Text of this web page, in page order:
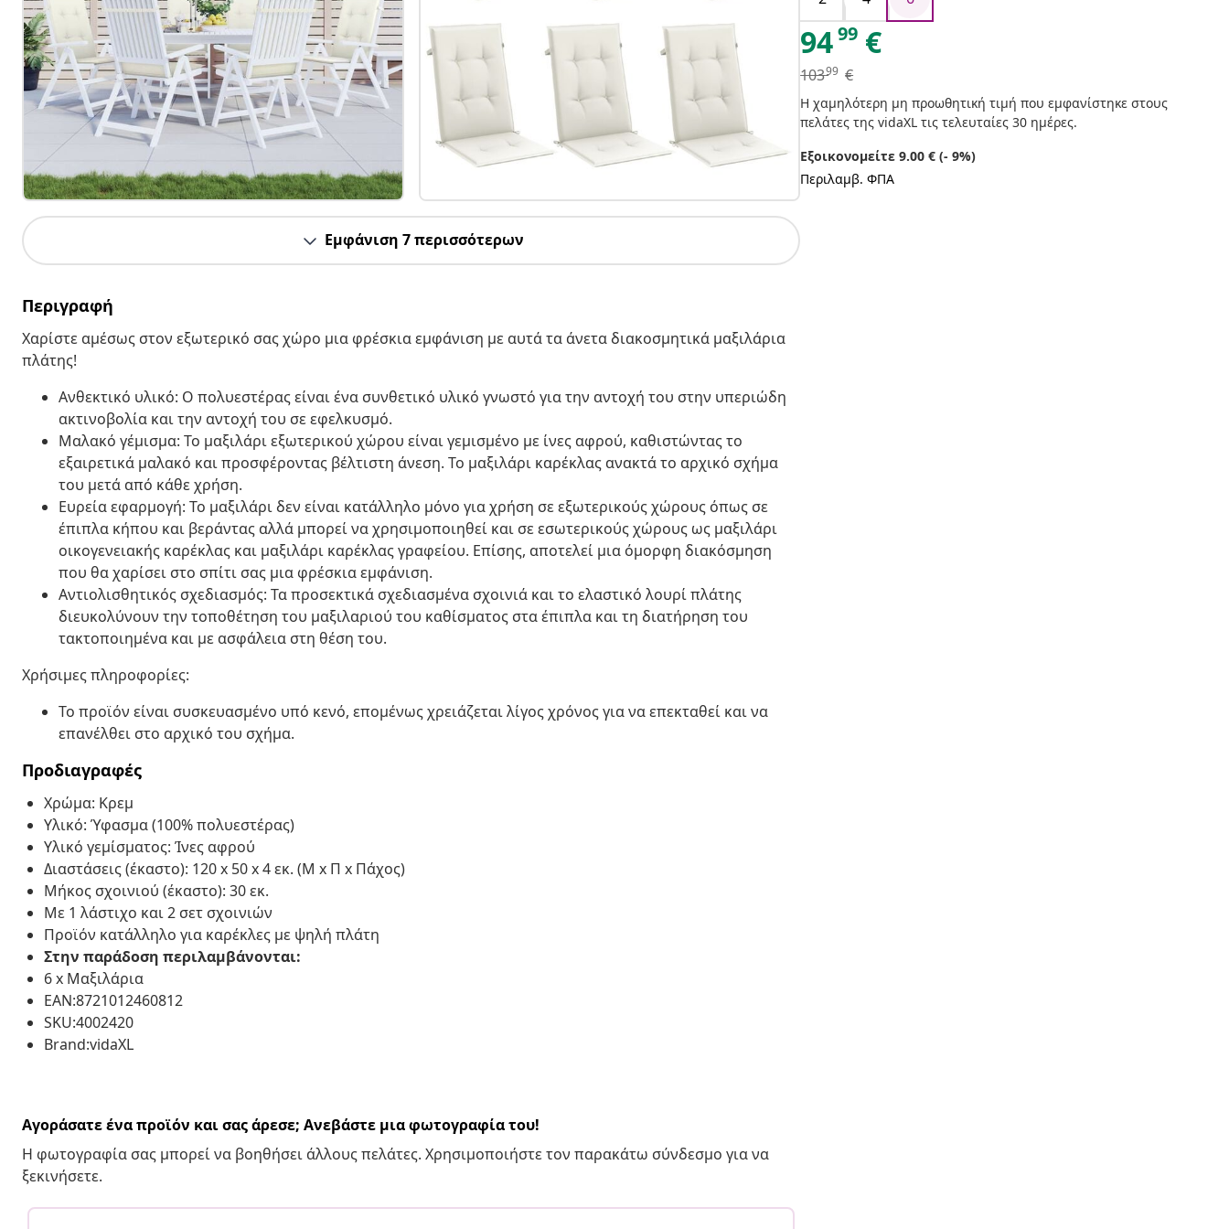
Εμφάνιση 7 περισσότερων
Περιγραφή
Χαρίστε αμέσως στον εξωτερικό σας χώρο μια φρέσκια εμφάνιση με αυτά τα άνετα διακοσμητικά μαξιλάρια
πλάτης!
Ανθεκτικό υλικό: Ο πολυεστέρας είναι ένα συνθετικό υλικό γνωστό για την αντοχή του στην υπεριώδη
ακτινοβολία και την αντοχή του σε εφελκυσμό.
Μαλακό γέμισμα: Το μαξιλάρι εξωτερικού χώρου είναι γεμισμένο με ίνες αφρού, καθιστώντας το
εξαιρετικά μαλακό και προσφέροντας βέλτιστη άνεση. Το μαξιλάρι καρέκλας ανακτά το αρχικό σχήμα
του μετά από κάθε χρήση.
Ευρεία εφαρμογή: Το μαξιλάρι δεν είναι κατάλληλο μόνο για χρήση σε εξωτερικούς χώρους όπως σε
έπιπλα κήπου και βεράντας αλλά μπορεί να χρησιμοποιηθεί και σε εσωτερικούς χώρους ως μαξιλάρι
οικογενειακής καρέκλας και μαξιλάρι καρέκλας γραφείου. Επίσης, αποτελεί μια όμορφη διακόσμηση
που θα χαρίσει στο σπίτι σας μια φρέσκια εμφάνιση.
Αντιολισθητικός σχεδιασμός: Τα προσεκτικά σχεδιασμένα σχοινιά και το ελαστικό λουρί πλάτης
διευκολύνουν την τοποθέτηση του μαξιλαριού του καθίσματος στα έπιπλα και τη διατήρηση του
τακτοποιημένα και με ασφάλεια στη θέση του.
Χρήσιμες πληροφορίες:
Το προϊόν είναι συσκευασμένο υπό κενό, επομένως χρειάζεται λίγος χρόνος για να επεκταθεί και να
επανέλθει στο αρχικό του σχήμα.
Προδιαγραφές
Χρώμα: Κρεμ
Υλικό: Ύφασμα (100% πολυεστέρας)
Υλικό γεμίσματος: Ίνες αφρού
Διαστάσεις (έκαστο): 120 x 50 x 4 εκ. (Μ x Π x Πάχος)
Μήκος σχοινιού (έκαστο): 30 εκ.
Με 1 λάστιχο και 2 σετ σχοινιών
Προϊόν κατάλληλο για καρέκλες με ψηλή πλάτη
Στην παράδοση περιλαμβάνονται:
6 x Μαξιλάρια
EAN:8721012460812
SKU:4002420
Brand:vidaXL
Αγοράσατε ένα προϊόν και σας άρεσε; Ανεβάστε μια φωτογραφία του!
Η φωτογραφία σας μπορεί να βοηθήσει άλλους πελάτες. Χρησιμοποιήστε τον παρακάτω σύνδεσμο για να
ξεκινήσετε.
9499 €
10399 €
Η χαμηλότερη μη προωθητική τιμή που εμφανίστηκε στους
πελάτες της vidaXL τις τελευταίες 30 ημέρες.
Εξοικονομείτε 9.00 € (- 9%)
Περιλαμβ. ΦΠΑ